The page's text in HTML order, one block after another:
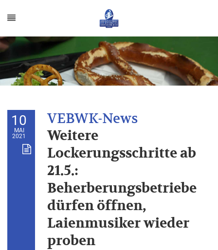
10
MAI
2021
Weitere
Lockerungsschritte ab
21.5.:
Beherberungsbetriebe
dürfen öffnen,
Laienmusiker wieder
proben